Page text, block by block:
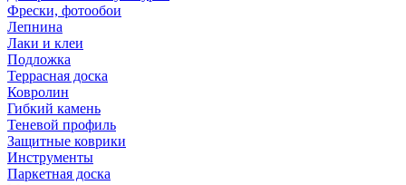
Фрески, фотообои
Лепнина
Лаки и клеи
Подложка
Террасная доска
Ковролин
Гибкий камень
Теневой профиль
Защитные коврики
Инструменты
Паркетная доска